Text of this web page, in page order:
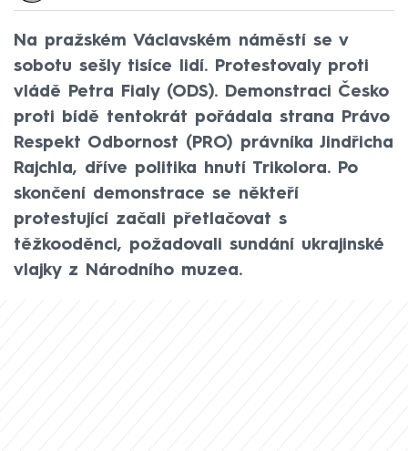
Na pražském Václavském náměstí se v
sobotu sešly tisíce lidí. Protestovaly proti
vládě Petra Fialy (ODS). Demonstraci Česko
proti bídě tentokrát pořádala strana Právo
Respekt Odbornost (PRO) právníka Jindřicha
Rajchla, dříve politika hnutí Trikolora. Po
skončení demonstrace se někteří
protestující začali přetlačovat s
těžkooděnci, požadovali sundání ukrajinské
vlajky z Národního muzea.